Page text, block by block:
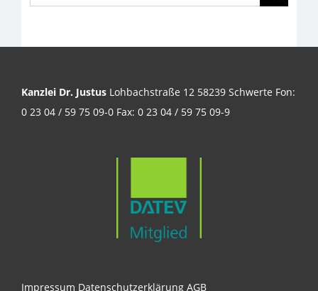
nach:
Kanzlei Dr. Justus Lohbachstraße 12 58239 Schwerte Fon:
0 23 04 / 59 75 09-0 Fax: 0 23 04 / 59 75 09-9
Impressum Datenschutzerklärung AGB